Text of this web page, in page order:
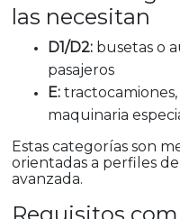
las necesitan
D1/D2: busetas o
pasajeros
E:
maquinaria
Estas categorías son
orientadas a perfiles
avanzada.
Requisitos